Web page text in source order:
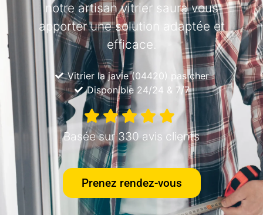
notre artisan vitrier saura vous
apporter une solution adaptée et
efficace.
Vitrier la javie (04420) pas cher
Disponible 24/24 & 7/7
Basée sur 330 avis clients
Prenez rendez-vous